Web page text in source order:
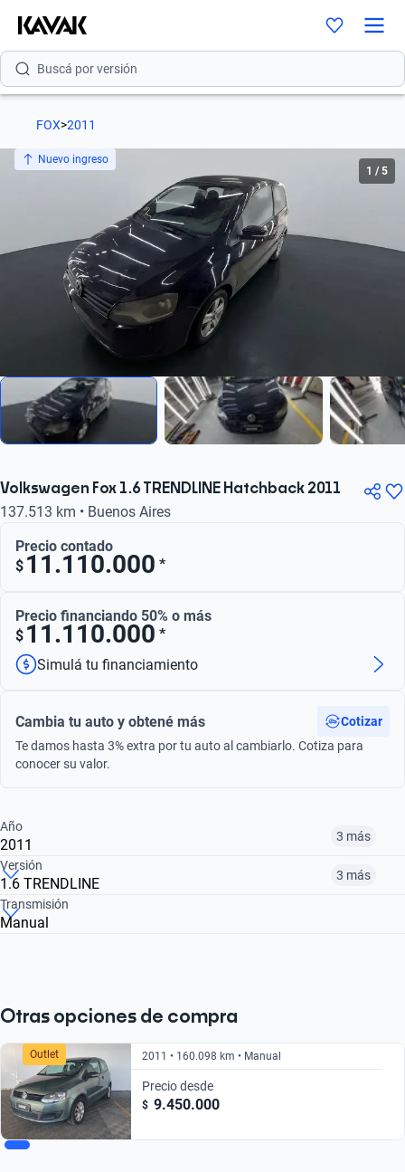
Buscá por modelo
Buscá por versión
Buscá por marca
Buscá por versión
Buscá por año
FOX>2011
Nuevo ingreso
1 /5
Volkswagen Fox 1.6 TRENDLINE Hatchback 2011
137.513 km • Buenos Aires
Precio contado
$ 11.110.000 *
Precio financiando 50% o más
$ 11.110.000 *
Simulá tu financiamiento
Cambia tu auto y obtené más
Cotizar
Te damos hasta 3% extra por tu auto al cambiarlo. Cotiza para
conocer su valor.
Año
2011 3 más
2011
$ 9.450.000
Versión
1.6 TRENDLINE 3 más
1.6 COMFORTLINE
Transmisión
Manual
Otras opciones de compra
Outlet 2011 • 160.098 km • Manual
Precio desde
$ 9.450.000